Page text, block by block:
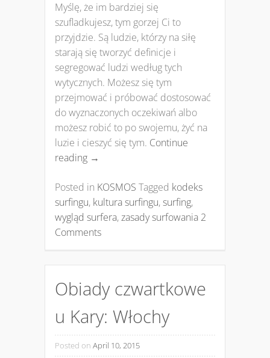
Myślę, że im bardziej się
szufladkujesz, tym gorzej Ci to
przyjdzie. Są ludzie, którzy na siłę
starają się tworzyć definicje i
segregować ludzi według tych
wytycznych. Możesz się tym
przejmować i próbować dostosować
do wyznaczonych oczekiwań albo
możesz robić to po swojemu, żyć na
luzie i cieszyć się tym. Continue
reading →
Posted in KOSMOS Tagged kodeks
surfingu, kultura surfingu,surfing,
wygląd surfera,zasady surfowania 2
Comments
Obiady czwartkowe
u Kary: Włochy
Posted on April 10, 2015